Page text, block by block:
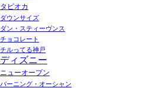
タピオカ
ダウンサイズ
ダン・スティーヴンス
チョコレート
チルってる神戸
ディズニー
ニューオープン
バーニング・オーシャン